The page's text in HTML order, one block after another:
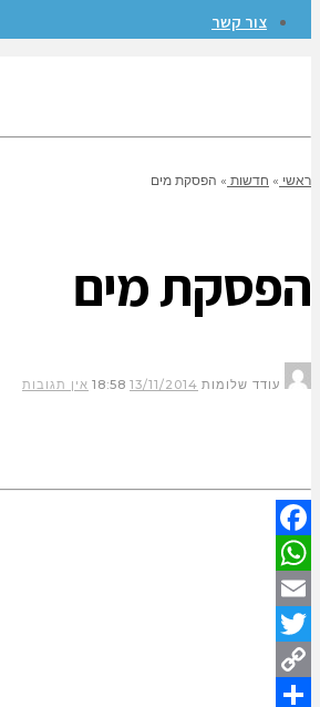
צור קשר
ראשי » חדשות » הפסקת מים
הפסקת מים
עודד שלומות 13/11/2014
18:58 אין תגובות
Facebook
WhatsApp
Email
Twitter
Copy